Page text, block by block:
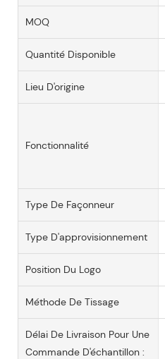
MOQ
Quantité Disponible
Lieu D'origine
Fonctionnalité
Type De Façonneur
Type D'approvisionnement
Position Du Logo
Méthode De Tissage
Délai De Livraison Pour Une
Commande D'échantillon :